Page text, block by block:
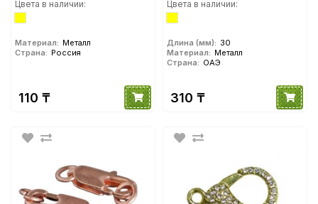
Цвета в наличии:
Материал: Металл
Страна: Россия
110 ₸
Fashion
Цвета в наличии:
Длина (мм): 30
Материал: Металл
Страна: ОАЭ
310 ₸